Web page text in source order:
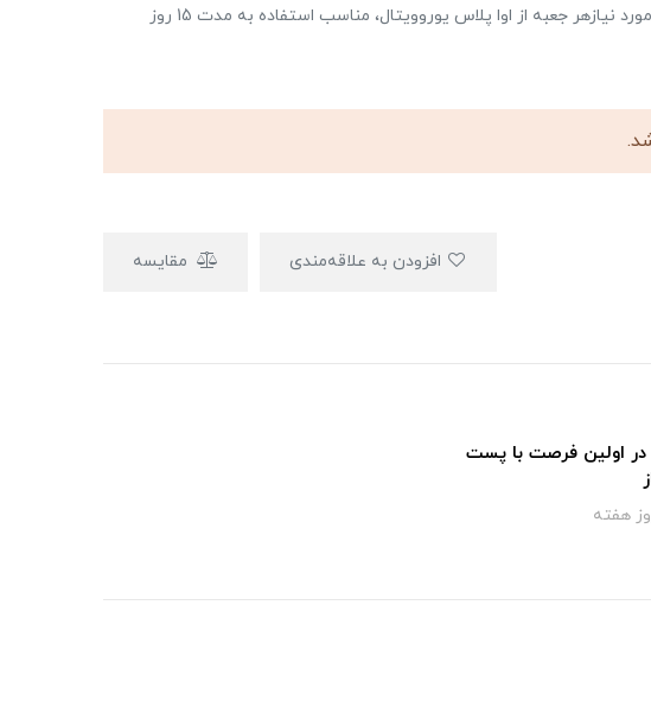
سلولی به واسطه تامین اسید فولیک مورد نیازهر جعبه از اوا پلاس یوروویتال، مناسب استفاده به مدت 15 روز
مقایسه
در اولین فرصت با پست